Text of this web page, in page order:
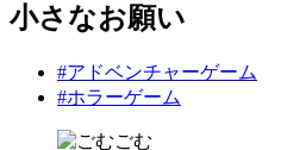
小さなお願い
#アドベンチャーゲーム
#ホラーゲーム